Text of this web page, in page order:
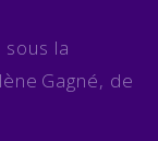
la
Gagné, de